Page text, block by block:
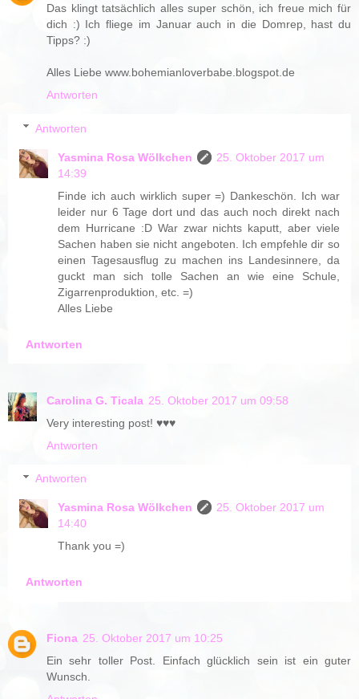
Das klingt tatsächlich alles super schön, ich freue mich für
dich :) Ich fliege im Januar auch in die Domrep, hast du
Tipps? :)
Alles Liebe www.bohemianloverbabe.blogspot.de
Antworten
Antworten
Yasmina Rosa Wölkchen
25. Oktober 2017 um
14:39
Finde ich auch wirklich super =) Dankeschön. Ich war
leider nur 6 Tage dort und das auch noch direkt nach
dem Hurricane :D War zwar nichts kaputt, aber viele
Sachen haben sie nicht angeboten. Ich empfehle dir so
einen Tagesausflug zu machen ins Landesinnere, da
guckt man sich tolle Sachen an wie eine Schule,
Zigarrenproduktion, etc. =)
Alles Liebe
Antworten
Carolina G. Ticala 25. Oktober 2017 um 09:58
Very interesting post! ♥️♥️♥️
Antworten
Antworten
Yasmina Rosa Wölkchen
25. Oktober 2017 um
14:40
Thank you =)
Antworten
Fiona 25. Oktober 2017 um 10:25
Ein sehr toller Post. Einfach glücklich sein ist ein guter
Wunsch.